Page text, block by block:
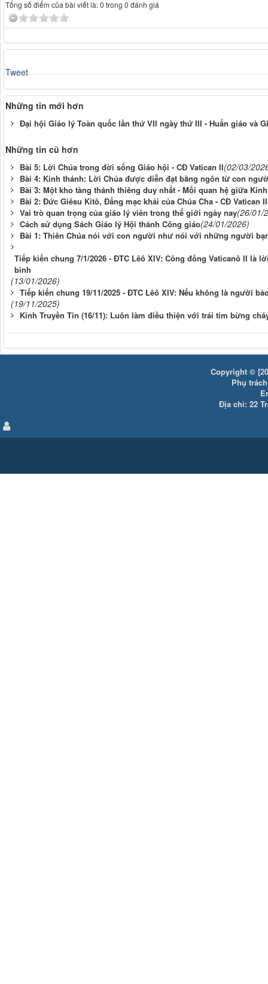
Tổng số điểm của bài viết là: 0 trong 0 đánh giá
Tweet
Những tin mới hơn
Đại hội Giáo lý Toàn quốc lần thứ VII ngày thứ III - Huấn giáo và
Những tin cũ hơn
Bài 5: Lời Chúa trong đời sống Giáo hội - CĐ Vatican II(02/03/
Bài 4: Kinh thánh: Lời Chúa được diễn đạt bằng ngôn từ con
Bài 3: Một kho tàng thánh thiêng duy nhất - Mối quan hệ giữa
Bài 2: Đức Giêsu Kitô, Đấng mạc khải của Chúa Cha - CĐ Vatican II
Vai trò quan trọng của giáo lý viên trong thế giới ngày nay(26/01/
Cách sử dụng Sách Giáo lý Hội thánh Công giáo(24/01/2026)
Bài 1: Thiên Chúa nói với con người như nói với những người
Tiếp kiến chung 7/1/2026 - ĐTC Lêô XIV: Công đồng Vaticanô II
bình
(13/01/2026)
Tiếp kiến chung 19/11/2025 - ĐTC Lêô XIV: Nếu không là người
(19/11/2025)
Kinh Truyền Tin (16/11): Luôn làm điều thiện với trái tim bừng
Copyright ©
Phụ
Địa chỉ: 22